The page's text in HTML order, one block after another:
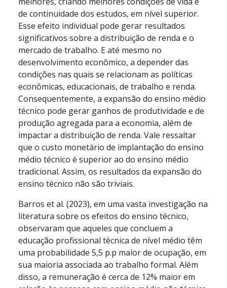
de continuidade dos estudos, em nível superior.
Esse efeito individual pode gerar resultados
significativos sobre a distribuição de renda e o
mercado de trabalho. E até mesmo no
desenvolvimento econômico, a depender das
condições nas quais se relacionam as políticas
econômicas, educacionais, de trabalho e renda.
Consequentemente, a expansão do ensino médio
técnico pode gerar ganhos de produtividade e de
produção agregada para a economia, além de
impactar a distribuição de renda. Vale ressaltar
que o custo monetário de implantação do ensino
médio técnico é superior ao do ensino médio
tradicional. Assim, os resultados da expansão do
ensino técnico não são triviais.
Barros et al. (2023), em uma vasta investigação na
literatura sobre os efeitos do ensino técnico,
observaram que aqueles que concluem a
educação profissional técnica de nível médio têm
uma probabilidade 5,5 p.p maior de ocupação, em
sua maioria associada ao trabalho formal. Além
disso, a remuneração é cerca de 12% maior em